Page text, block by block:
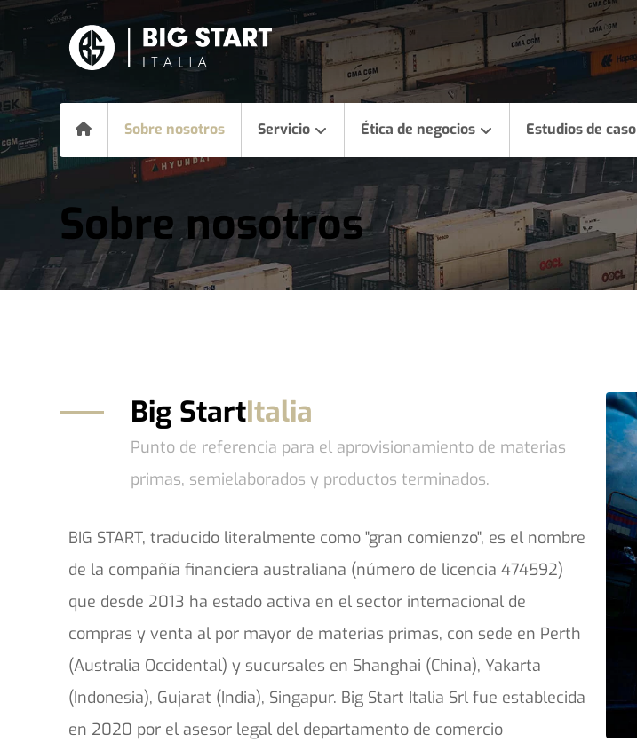
Sobre nosotros Servicio Ética de negocios Estudios de caso
Sobre nosotros
Big StartItalia
Punto de referencia para el aprovisionamiento de materias
primas, semielaborados y productos terminados.
BIG START, traducido literalmente como "gran comienzo", es el nombre
de la compañía financiera australiana (número de licencia 474592)
que desde 2013 ha estado activa en el sector internacional de
compras y venta al por mayor de materias primas, con sede en Perth
(Australia Occidental) y sucursales en Shanghai (China), Yakarta
(Indonesia), Gujarat (India), Singapur. Big Start Italia Srl fue establecida
en 2020 por el asesor legal del departamento de comercio